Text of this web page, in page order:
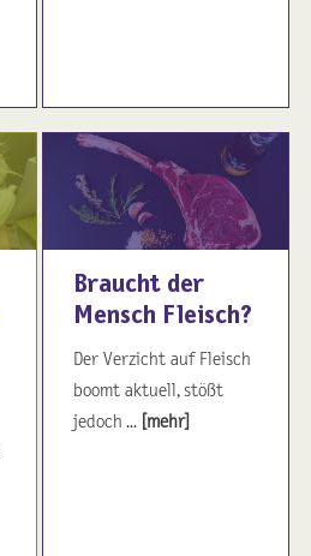
Braucht der
Mensch Fleisch?
Der Verzicht auf Fleisch
boomt aktuell, stößt
jedoch ... [mehr]